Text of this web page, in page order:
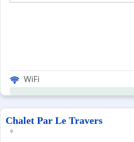
WiFi
Chalet Par Le Travers